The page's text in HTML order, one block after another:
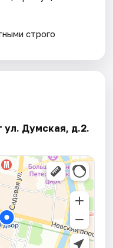
строго
ул. Думская, д.2.